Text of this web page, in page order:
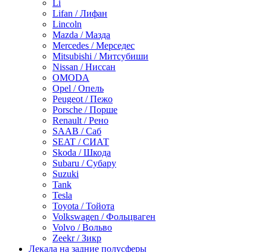
Li
Lifan / Лифан
Lincoln
Mazda / Мазда
Mercedes / Мерседес
Mitsubishi / Митсубиши
Nissan / Ниссан
OMODA
Opel / Опель
Peugeot / Пежо
Porsche / Порше
Renault / Рено
SAAB / Саб
SEAT / СИАТ
Skoda / Шкода
Subaru / Субару
Suzuki
Tank
Tesla
Toyota / Тойота
Volkswagen / Фольцваген
Volvo / Вольво
Zeekr / Зикр
Лекала на задние полусферы